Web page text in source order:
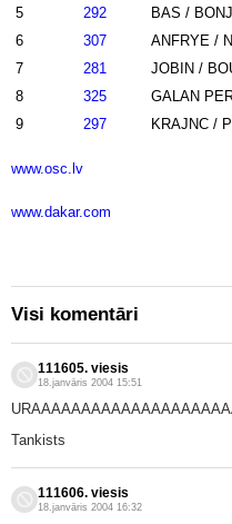
5
292
BAS /
6
307
ANFRYE /
7
281
JOBIN /
8
325
GALAN
9
297 KRAJNC /
www.osc.lv
www.dakar.com
Visi komentāri
111605. viesis
18.janvāris 2004 15:51
Tankists
111606. viesis
18.janvāris 2004 16:32